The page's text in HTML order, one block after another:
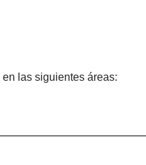
las siguientes áreas: